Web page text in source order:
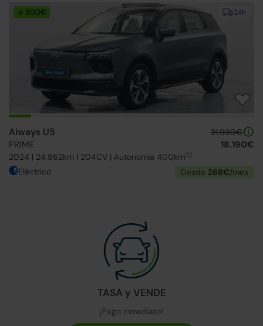
24h
↓ 500€
Aiways U5
PRIME
2024 | 24.862km | 204CV | Autonomía 400km(1)
21.990€
18.190€
Eléctrico Desde 268€/mes
TASA y VENDE
¡Pago inmediato!